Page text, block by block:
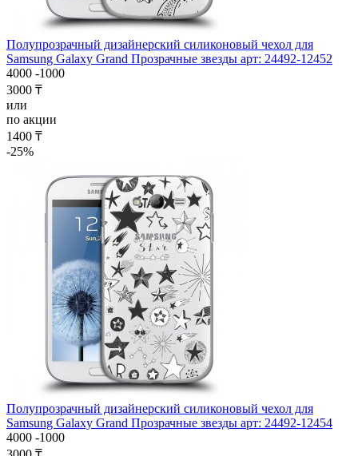
Полупрозрачный дизайнерский силиконовый чехол для
Samsung Galaxy Grand Прозрачные звезды арт: 24492-12452
4000 -1000
3000 ₸
или
по акции
1400 ₸
-25%
Полупрозрачный дизайнерский силиконовый чехол для
Samsung Galaxy Grand Прозрачные звезды арт: 24492-12454
4000 -1000